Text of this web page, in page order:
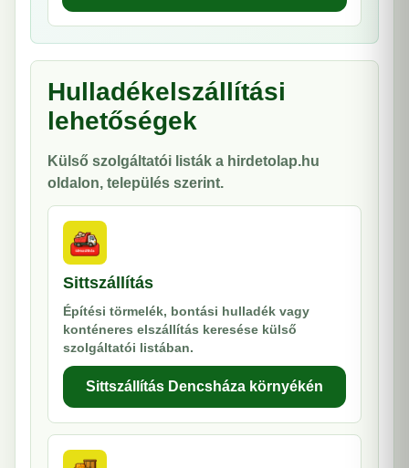
Hulladékelszállítási
lehetőségek
Külső szolgáltatói listák a hirdetolap.hu
oldalon, település szerint.
Sittszállítás
Építési törmelék, bontási hulladék vagy
konténeres elszállítás keresése külső
szolgáltatói listában.
Sittszállítás Dencsháza környékén